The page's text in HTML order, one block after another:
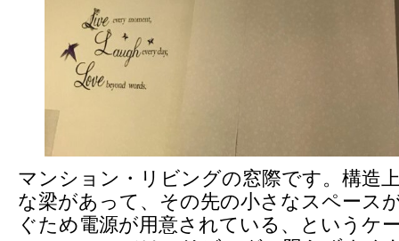
マンション・リビングの窓際です。構造
な梁があって、その先の小さなスペース
ぐため電源が用意されている、というケ